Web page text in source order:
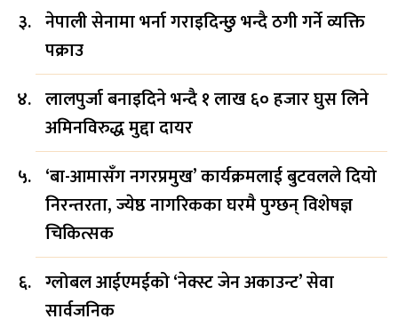
नेपाली सेनामा भर्ना गराइदिन्छु भन्दै ठगी गर्ने व्यक्ति
पक्राउ
लालपुर्जा बनाइदिने भन्दै १ लाख ६० हजार घुस लिने
अमिनविरुद्ध मुद्दा दायर
‘बा-आमासँग नगरप्रमुख’ कार्यक्रमलाई बुटवलले दियो
निरन्तरता, ज्येष्ठ नागरिकका घरमै पुग्छन् विशेषज्ञ
चिकित्सक
ग्लोबल आईएमईको ‘नेक्स्ट जेन अकाउन्ट’ सेवा
सार्वजनिक